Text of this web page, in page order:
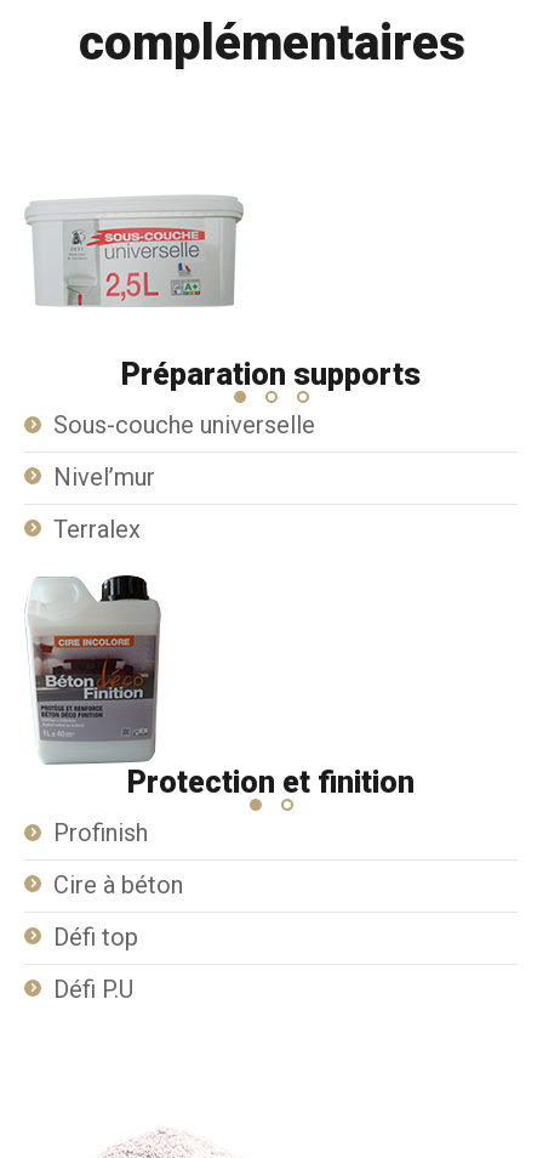
complémentaires
Préparation supports
Sous-couche universelle
Nivel’mur
Terralex
Protection et finition
Profinish
Cire à béton
Défi top
Défi P.U